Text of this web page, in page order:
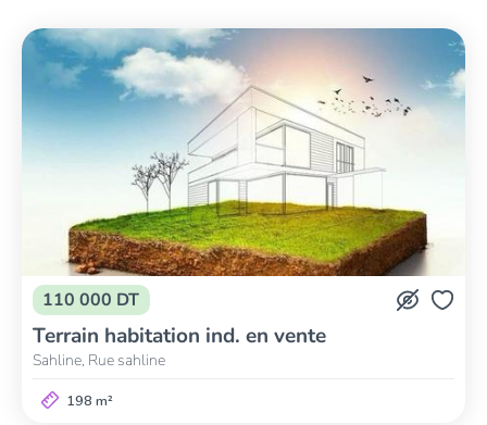
110 000 DT
Terrain habitation ind. en vente
Sahline, Rue sahline
198 m²